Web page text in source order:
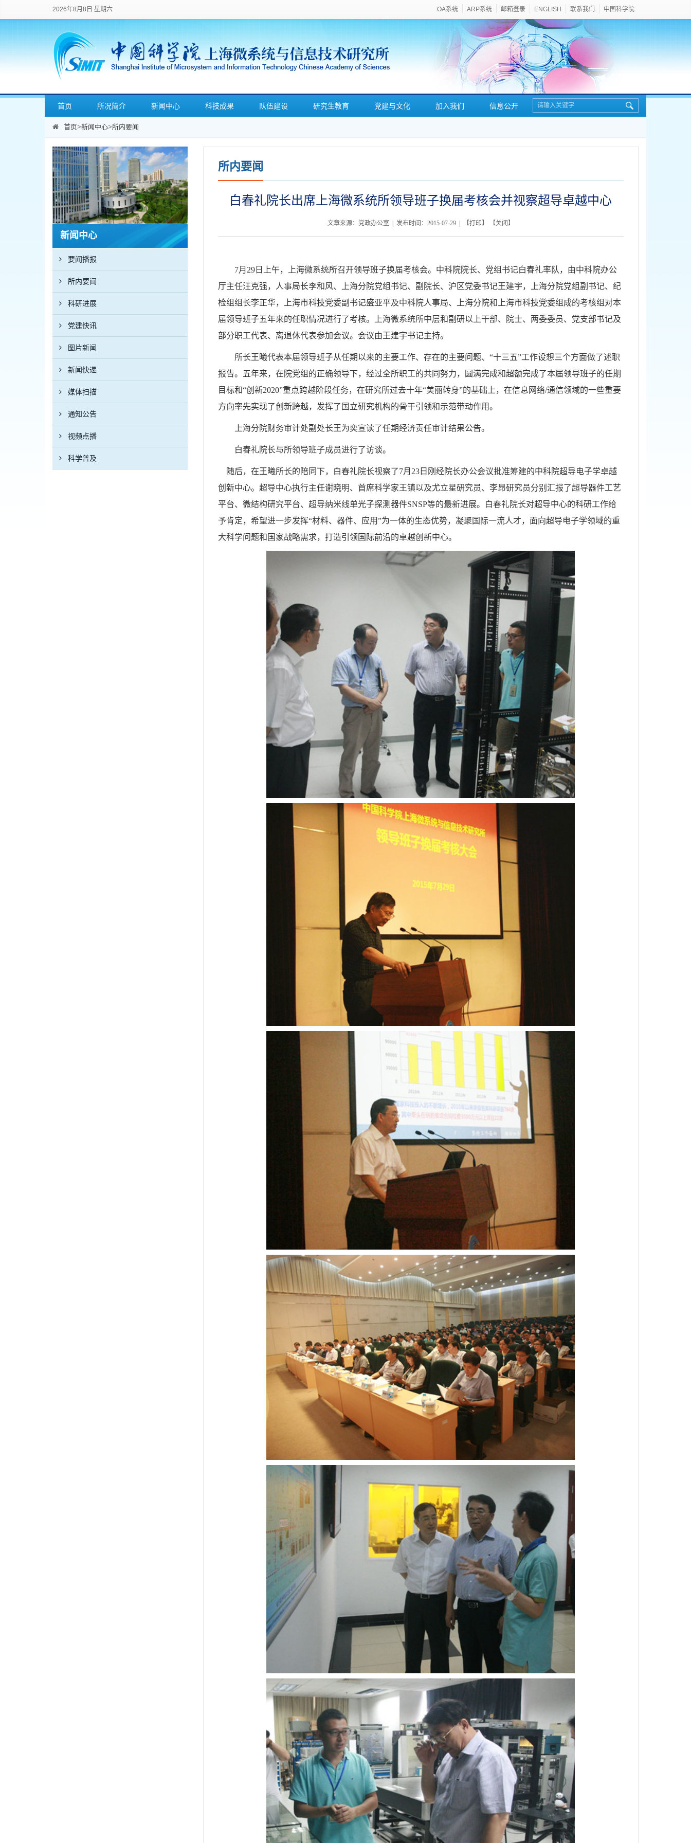
2026年8月8日 星期六 OA系统 ARP系统 邮箱登录 ENGLISH 联系我们 中国科学院
首页 所况简介 新闻中心 科技成果 队伍建设 研究生教育 党建与文化 加入我们 信息公开
首页>新闻中心>所内要闻
新闻中心
要闻播报
所内要闻
科研进展
党建快讯
图片新闻
新闻快递
媒体扫描
通知公告
视频点播
科学普及
所内要闻
白春礼院长出席上海微系统所领导班子换届考核会并视察超导卓越中心
文章来源：党政办公室 | 发布时间：2015-07-29 | 【打印】 【关闭 】
7月 29日上午，上海微系统所召开领导班子换届考核会。中科院院长、党组书记白春礼率队，由中科院办公
厅主任汪克强，人事局长李和风、上海分院党组书记、副院长、沪区党委书记王建宇，上海分院党组副书记、纪
检组组长李正华，上海市科技党委副书记盛亚平及中科院人事局、上海分院和上海市科技党委组成的考核组对本
届领导班子五年来的任职情况进行了考核。上海微系统所中层和副研以上干部、院士、两委委员、党支部书记及
部分职工代表、离退休代表参加会议。会议由王建宇书记主持。
所长王曦代表本届领导班子从任期以来的主要工作、存在的主要问题、 “十三五”工作设想三个方面做了述职
报告。五年来，在院党组的正确领导下，经过全所职工的共同努力，圆满完成和超额完成了本届领导班子的任期
目标和“创新2020”重点跨越阶段任务，在研究所过去十年“美丽转身”的基础上，在信息网络/通信领域的一些重要
方向率先实现了创新跨越，发挥了国立研究机构的骨干引领和示范带动作用。
上海分院财务审计处副处长王为奕宣读了任期经济责任审计结果公告。
白春礼院长与所领导班子成员进行了访谈。
随后，在王曦所长的陪同下，白春礼院长视察了7月 23日刚经院长办公会议批准筹建的中科院超导电子学卓越
创新中心。超导中心执行主任谢晓明、首席科学家王镇以及尤立星研究员、李昂研究员分别汇报了超导器件工艺
平台、微结构研究平台、超导纳米线单光子探测器件SNSP等的最新进展。白春礼院长对超导中心的科研工作给
予肯定，希望进一步发挥“材料、器件、应用”为一体的生态优势，凝聚国际一流人才，面向超导电子学领域的重
大科学问题和国家战略需求，打造引领国际前沿的卓越创新中心。